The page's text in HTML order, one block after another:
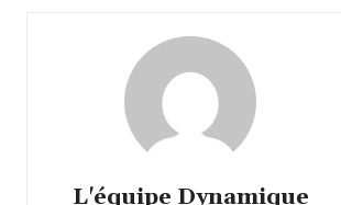
L'équipe Dynamique